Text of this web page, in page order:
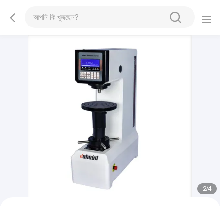
2/4